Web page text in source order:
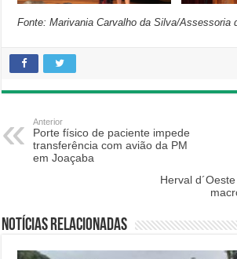
Fonte: Marivania Carvalho da Silva/Assessoria
Anterior
Porte físico de paciente impede
transferência com avião da PM
em Joaçaba
Herval
Notícias relacionadas